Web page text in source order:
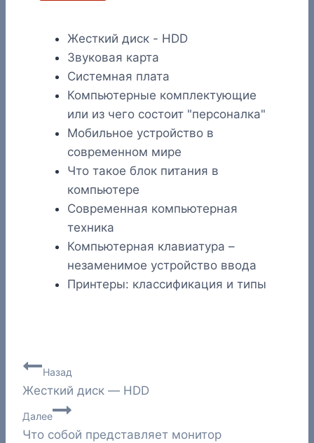
Жесткий диск - HDD
Звуковая карта
Системная плата
Компьютерные комплектующие
или из чего состоит "персоналка"
Мобильное устройство в
современном мире
Что такое блок питания в
компьютере
Современная компьютерная
техника
Компьютерная клавиатура –
незаменимое устройство ввода
Принтеры: классификация и типы
Навигация
по
записям
Назад
Жесткий диск — HDD
Далее
Что собой представляет монитор